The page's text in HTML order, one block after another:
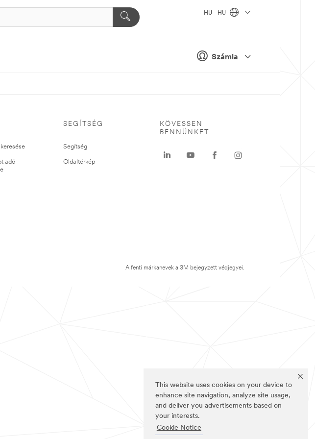
This website uses cookies on your device to
enhance site navigation, analyze site usage,
and deliver you advertisements based on
your interests.
Cookie Notice
Számla
HU - HU
adó
SEGÍTSÉG
Segítség
Oldaltérkép
KÖVESSEN
BENNÜNKET
A fenti márkanevek a 3M bejegyzett védjegyei.